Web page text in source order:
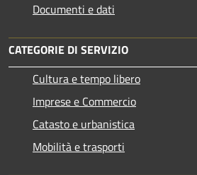
Documenti e dati
CATEGORIE DI SERVIZIO
Cultura e tempo libero
Imprese e Commercio
Catasto e urbanistica
Mobilità e trasporti